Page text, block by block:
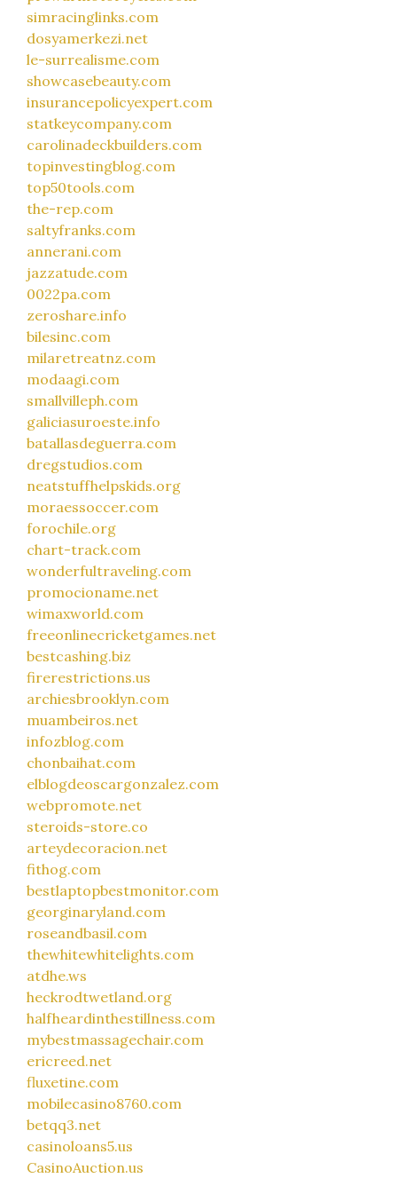
simracinglinks.com
dosyamerkezi.net
le-surrealisme.com
showcasebeauty.com
insurancepolicyexpert.com
statkeycompany.com
carolinadeckbuilders.com
topinvestingblog.com
top50tools.com
the-rep.com
saltyfranks.com
annerani.com
jazzatude.com
0022pa.com
zeroshare.info
bilesinc.com
milaretreatnz.com
modaagi.com
smallvilleph.com
galiciasuroeste.info
batallasdeguerra.com
dregstudios.com
neatstuffhelpskids.org
moraessoccer.com
forochile.org
chart-track.com
wonderfultraveling.com
promocioname.net
wimaxworld.com
freeonlinecricketgames.net
bestcashing.biz
firerestrictions.us
archiesbrooklyn.com
muambeiros.net
infozblog.com
chonbaihat.com
elblogdeoscargonzalez.com
webpromote.net
steroids-store.co
arteydecoracion.net
fithog.com
bestlaptopbestmonitor.com
georginaryland.com
roseandbasil.com
thewhitewhitelights.com
atdhe.ws
heckrodtwetland.org
halfheardinthestillness.com
mybestmassagechair.com
ericreed.net
fluxetine.com
mobilecasino8760.com
betqq3.net
casinoloans5.us
CasinoAuction.us